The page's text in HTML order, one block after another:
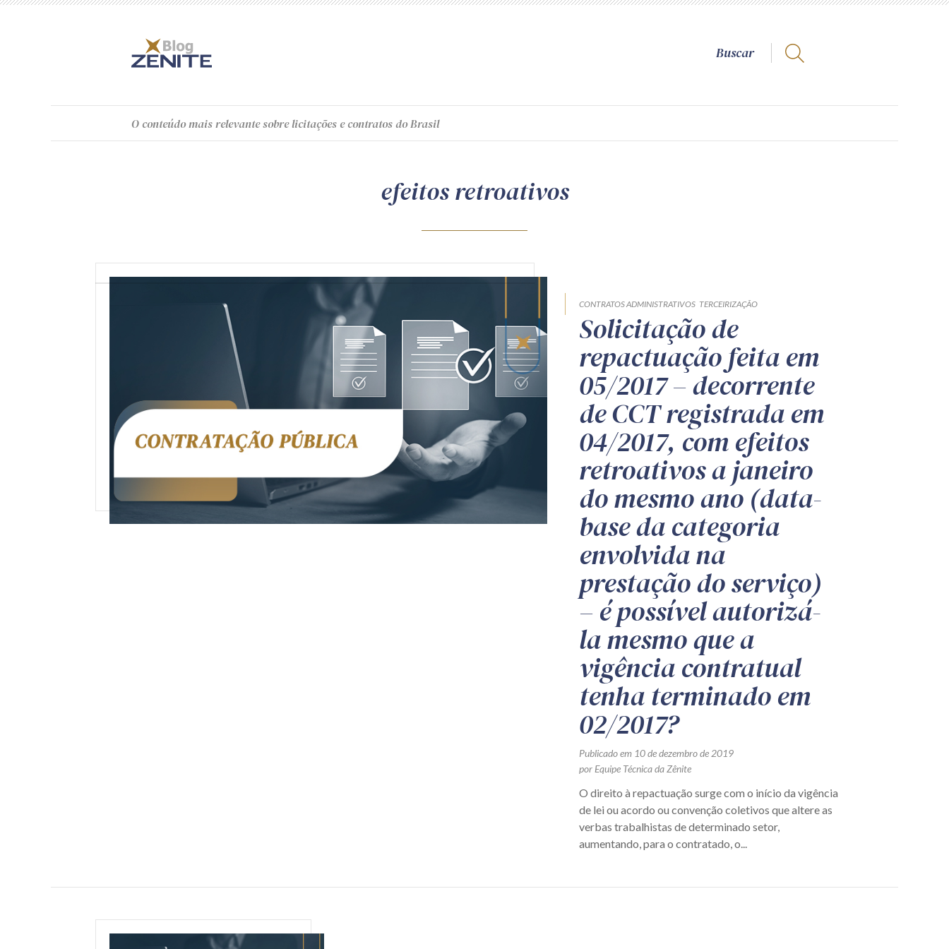
O conteúdomais relevante sobre licitações e contratos do Brasil
efeitos retroativos
CONTRATOS ADMINISTRATIVOS TERCEIRIZAÇÃO
Solicitação de
repactuação feita em
05/2017 – decorrente
de CCT registrada em
04/2017, com efeitos
retroativos a janeiro
do mesmo ano (data-
base da categoria
envolvida na
prestação do serviço)
– é possível autorizá-
la mesmo que a
vigência contratual
tenha terminado em
02/2017?
Publicado em 10 de dezembro de 2019
por Equipe Técnica da Zênite
O direito à repactuação surge com o início da vigência
de lei ou acordo ou convenção coletivos que altere as
verbas trabalhistas de determinado setor,
aumentando, para o contratado, o...